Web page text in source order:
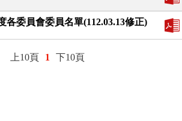
各委員會委員名單(112.03.13修正)
上10頁 1 下10頁